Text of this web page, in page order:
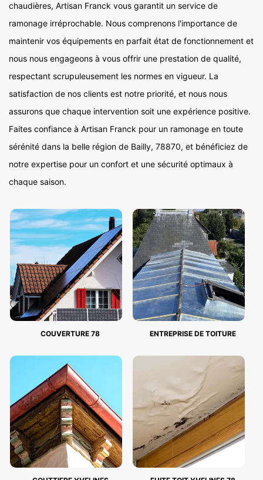
chaudières, Artisan Franck vous garantit un service de
ramonage irréprochable. Nous comprenons l'importance de
maintenir vos équipements en parfait état de fonctionnement et
nous nous engageons à vous offrir une prestation de qualité,
respectant scrupuleusement les normes en vigueur. La
satisfaction de nos clients est notre priorité, et nous nous
assurons que chaque intervention soit une expérience positive.
Faites confiance à Artisan Franck pour un ramonage en toute
sérénité dans la belle région de Bailly, 78870, et bénéficiez de
notre expertise pour un confort et une sécurité optimaux à
chaque saison.
COUVERTURE 78 ENTREPRISE DE TOITURE